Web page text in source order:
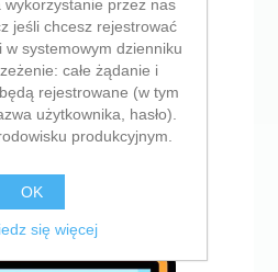
przez nas
jeśli chcesz rejestrować
w systemowym dzienniku
całe żądanie i
rejestrowane (w tym
użytkownika, hasło).
produkcyjnym.
OK
się więcej